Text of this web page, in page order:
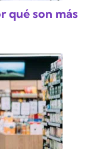
qué son más